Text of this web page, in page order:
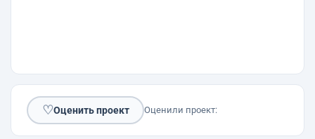
♡Оценить проект Оценили проект: